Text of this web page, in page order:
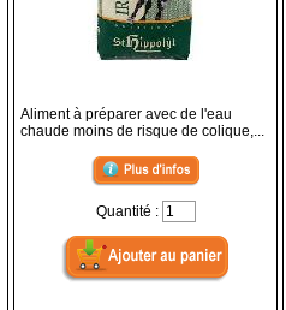
Aliment à préparer avec de l'eau
chaude moins de risque de colique,...
Quantité :